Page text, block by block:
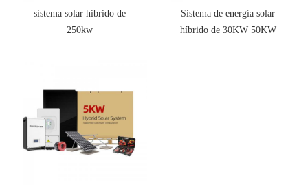
sistema solar hibrido de
250kw
Sistema de energía solar
híbrido de 30KW 50KW